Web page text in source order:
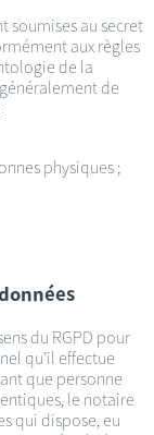
soumises au secret
aux règles
de la
de
physiques ;
du RGPD pour
qu’il effectue
que personne
le notaire
qui dispose, eu